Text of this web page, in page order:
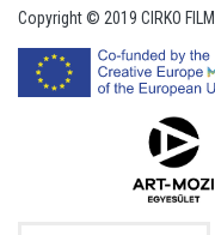
Copyright © 2019 CIRKO FILM